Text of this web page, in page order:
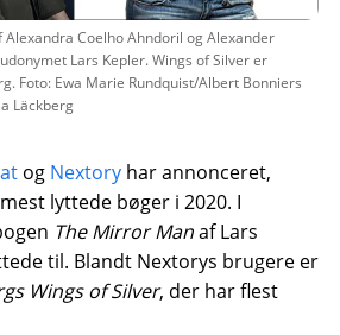
Coelho Ahndoril og Alexander
Lars Kepler. Wings of Silver er
Foto: Ewa Marie Rundquist/Albert Bonniers
Läckberg
og Nextoryhar annonceret,
lyttede bøger i 2020. I
The Mirror Manaf Lars
til. Blandt Nextorys brugere er
Wings of Silver, der har flest